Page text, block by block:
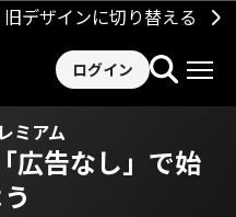
旧デザインに切り替える
ログイン
ミアム
「広告なし」で始